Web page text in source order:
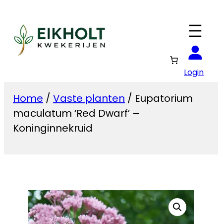
inhoud
Login
Home / Vaste planten / Eupatorium
maculatum ‘Red Dwarf’ –
Koninginnekruid